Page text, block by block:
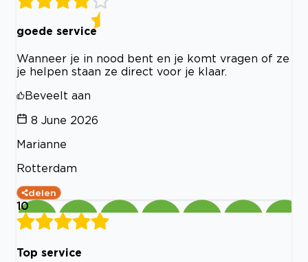
goede service
Wanneer je in nood bent en je komt vragen of ze
je helpen staan ze direct voor je klaar.
Beveelt aan
8 June 2026
Marianne
Rotterdam
delen
10
Top service